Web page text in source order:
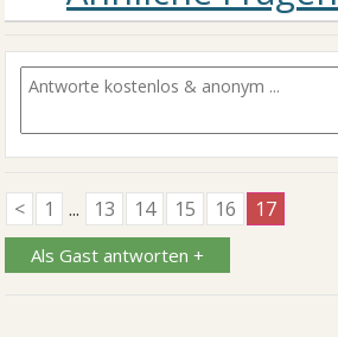
< 1 ... 13 14 15 16 17
Als Gast antworten +